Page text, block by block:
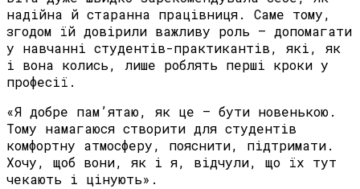
надійна й старанна працівниця. Саме тому,
згодом їй довірили важливу роль — допомагати
у навчанні студентів-практикантів, які, як
і вона колись, лише роблять перші кроки у
професії.
«Я добре пам’ятаю, як це — бути новенькою.
Тому намагаюся створити для студентів
комфортну атмосферу, пояснити, підтримати.
Хочу, щоб вони, як і я, відчули, що їх тут
чекають і цінують».